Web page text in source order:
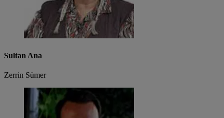
Sultan Ana
Zerrin Sümer